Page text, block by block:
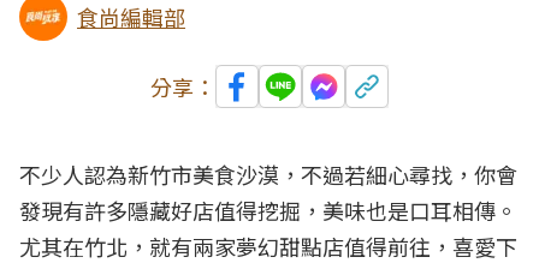
食尚編輯部
分享：
不少人認為新竹市美食沙漠，不過若細心尋找，你會
發現有許多隱藏好店值得挖掘，美味也是口耳相傳。
尤其在竹北，就有兩家夢幻甜點店值得前往，喜愛下